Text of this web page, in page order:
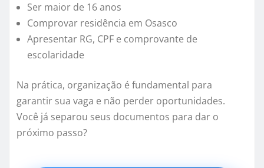
Ser maior de 16 anos
Comprovar residência em Osasco
Apresentar RG, CPF e comprovante de
escolaridade
Na prática, organização é fundamental para
garantir sua vaga e não perder oportunidades.
Você já separou seus documentos para dar o
próximo passo?